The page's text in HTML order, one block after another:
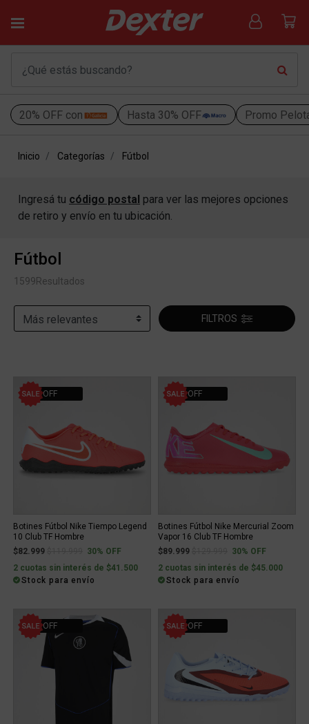
20% OFF con Hasta 30% OFF Promo
Inicio Categorías Fútbol
Ingresá tu código postal para ver las mejores opciones
de retiro y envío en tu ubicación.
Fútbol
1599Resultados
FILTROS
30% OFF
Botines Fútbol Nike Tiempo Legend
10 Club TF Hombre
$82.999
Price reduced from
to30% OFF
2 cuotas sin interés de $41.500
Stock para envío
30% OFF
Botines Fútbol Nike Mercurial Zoom
Vapor 16 Club TF Hombre
$89.999
Price reduced from
to30% OFF
2 cuotas sin interés de $45.000
Stock para envío
10% OFF 10% OFF